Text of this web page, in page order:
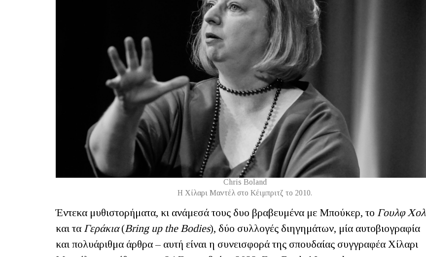
Chris Boland
H Xίλαρι Μαντέλ στο Κέιμπριτζ το 2010.
Έντεκα μυθιστορήματα, κι ανάμεσά τους δυο βραβευμένα με Μπούκερ, το Γουλφ Χολ
και τα Γεράκια(Bring up the Bodies), δύο συλλογές διηγημάτων, μία αυτοβιογραφία
και πολυάριθμα άρθρα – αυτή είναι η συνεισφορά της σπουδαίας συγγραφέα Χίλαρι